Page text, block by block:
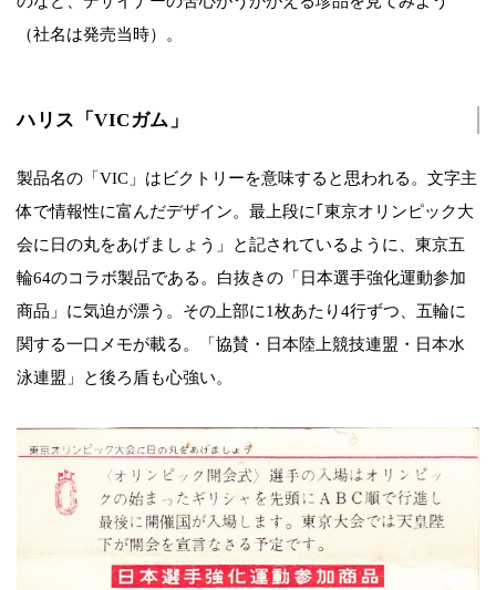
（社名は発売当時）。
ハリス「VICガム」
製品名の「VIC」はビクトリーを意味すると思われる。文字主
体で情報性に富んだデザイン。最上段に｢東京オリンピック大
会に日の丸をあげましょう」と記されているように、東京五
輪64のコラボ製品である。白抜きの「日本選手強化運動参加
商品」に気迫が漂う。その上部に1枚あたり4行ずつ、五輪に
関する一口メモが載る。「協賛・日本陸上競技連盟・日本水
泳連盟」と後ろ盾も心強い。